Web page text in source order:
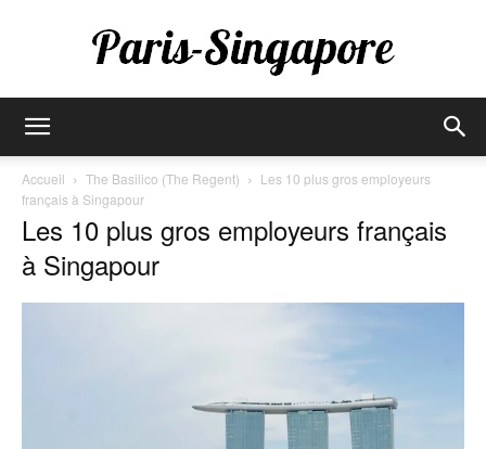
Singapore
Accueil The Basilico (The Regent)
Les 10 plus gros employeurs
français à Singapour
Les 10 plus gros employeurs français
à Singapour